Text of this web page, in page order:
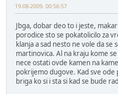
19-08-2009, 00:56:57
Jbga, dobar deo to i jeste,
porodice sto se pokatolicilo za
klanja a sad nesto ne vole da se
martinovica. Al na kraju kome
nece ostati ovde kamen na
pokrijemo dugove. Kad sve ode
briga ko si i sta si kad se bude